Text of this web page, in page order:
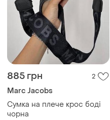
885 грн 2
Marc Jacobs
Сумка на плече крос боді
чорна